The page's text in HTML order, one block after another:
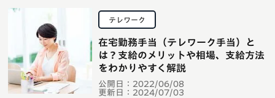
テレワーク
公開日： 2022/06/08
更新日： 2024/07/03
在宅勤務手当（テレワーク手当）と
は？支給のメリットや相場、支給方法
をわかりやすく解説